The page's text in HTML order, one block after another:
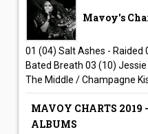
Mavoy's
01 (04) Salt Ashes - Raided
Bated Breath 03 (10)
The Middle / Champagne
MAVOY CHARTS 2019
ALBUMS